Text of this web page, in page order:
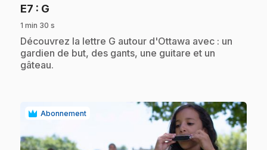
E7 : G
1 min 30 s
.Découvrez la lettre G autour d'Ottawa avec : un
gardien de but, des gants, une guitare et un
gâteau.
Abonnement